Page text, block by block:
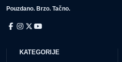
Pouzdano. Brzo. Tačno.
KATEGORIJE